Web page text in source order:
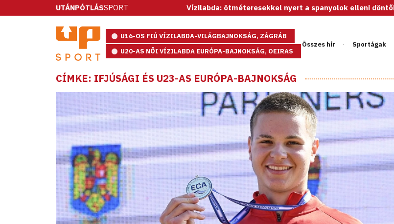
UTÁNPÓTLÁSSPORT Vízilabda: ötméteresekkel nyert a spanyolok elleni döntőben,
U16-OS FIÚ VÍZILABDA-VILÁGBAJNOKSÁG, ZÁGRÁB
U20-AS NŐI VÍZILABDA EURÓPA-BAJNOKSÁG, OEIRAS
Összes hír Sportágak
CÍMKE: IFJÚSÁGI ÉS U23-AS EURÓPA-BAJNOKSÁG